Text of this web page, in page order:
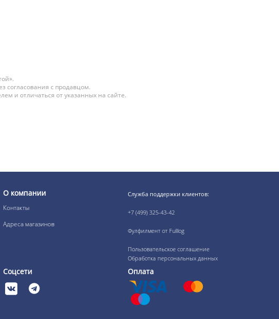
согласования с продавцом.
и отличаться от указанных на сайте.
О компании
Контакты
Адреса магазинов
Служба поддержки клиентов:
+7 (499) 325-43-42
Фулфилмент от Fulllog
Пользовательское соглашение
Обработка персональных данных
Соцсети Оплата